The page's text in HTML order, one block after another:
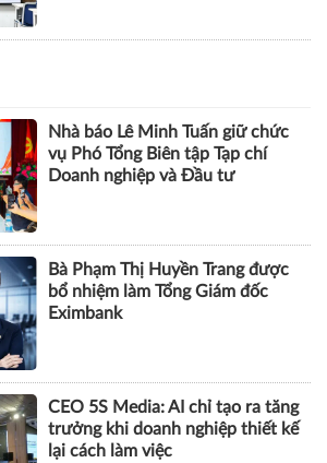
Nhà báo Lê Minh Tuấn giữ chức
vụ Phó Tổng Biên tập Tạp chí
Doanh nghiệp và Đầu tư
Bà Phạm Thị Huyền Trang được
bổ nhiệm làm Tổng Giám đốc
Eximbank
CEO 5S Media: AI chỉ tạo ra tăng
trưởng khi doanh nghiệp thiết kế
lại cách làm việc